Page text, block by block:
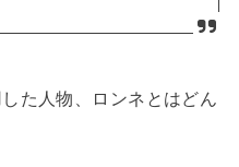
た人物、ロンネとはどん